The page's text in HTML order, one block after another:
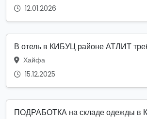
12.01.2026
В отель в КИБУЦ районе АТЛИТ
Хайфа
15.12.2025
ПОДРАБОТКА на складе одежды в